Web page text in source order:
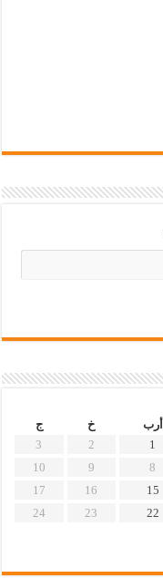
أرب خ
ج
1
2
3
8
9
10
15
16
17
22
23
24